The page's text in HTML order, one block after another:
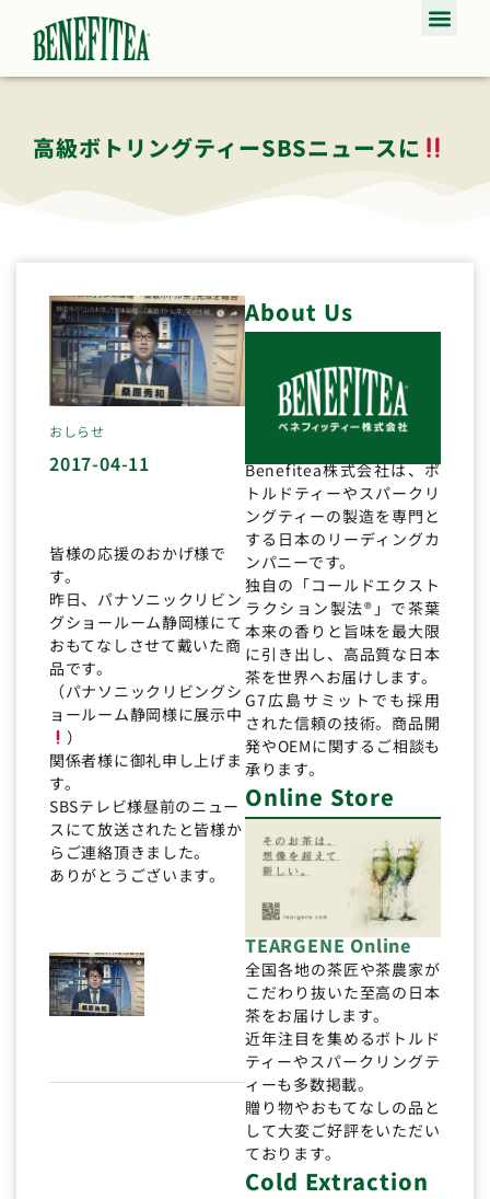
高級ボトリングティーSBSニュースに
おしらせ
2017-04-11
皆様の応援のおかげ様で
す。
昨日、パナソニックリビン
グショールーム静岡様にて
おもてなしさせて戴いた商
品です。
（パナソニックリビングシ
ョールーム静岡様に展示中
）
関係者様に御礼申し上げま
す。
SBSテレビ様昼前のニュー
スにて放送されたと皆様か
らご連絡頂きました。
ありがとうございます。
About Us
Benefitea株式会社は、ボ
トルドティーやスパークリ
ングティーの製造を専門と
する日本のリーディングカ
ンパニーです。
独自の「コールドエクスト
ラクション製法®」で茶葉
本来の香りと旨味を最大限
に引き出し、高品質な日本
茶を世界へお届けします。
G7広島サミットでも採用
された信頼の技術。商品開
発やOEMに関するご相談も
承ります。
Online Store
TEARGENE Online
全国各地の茶匠や茶農家が
こだわり抜いた至高の日本
茶をお届けします。
近年注目を集めるボトルド
ティーやスパークリングテ
ィーも多数掲載。
贈り物やおもてなしの品と
して大変ご好評をいただい
ております。
Cold Extraction